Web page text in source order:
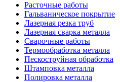
Расточные работы
Гальваническое покрытие
Лазерная резка труб
Лазерная сварка металла
Сварочные работы
Термообработка металла
Пескоструйная обработка
Штамповка металла
Полировка металла